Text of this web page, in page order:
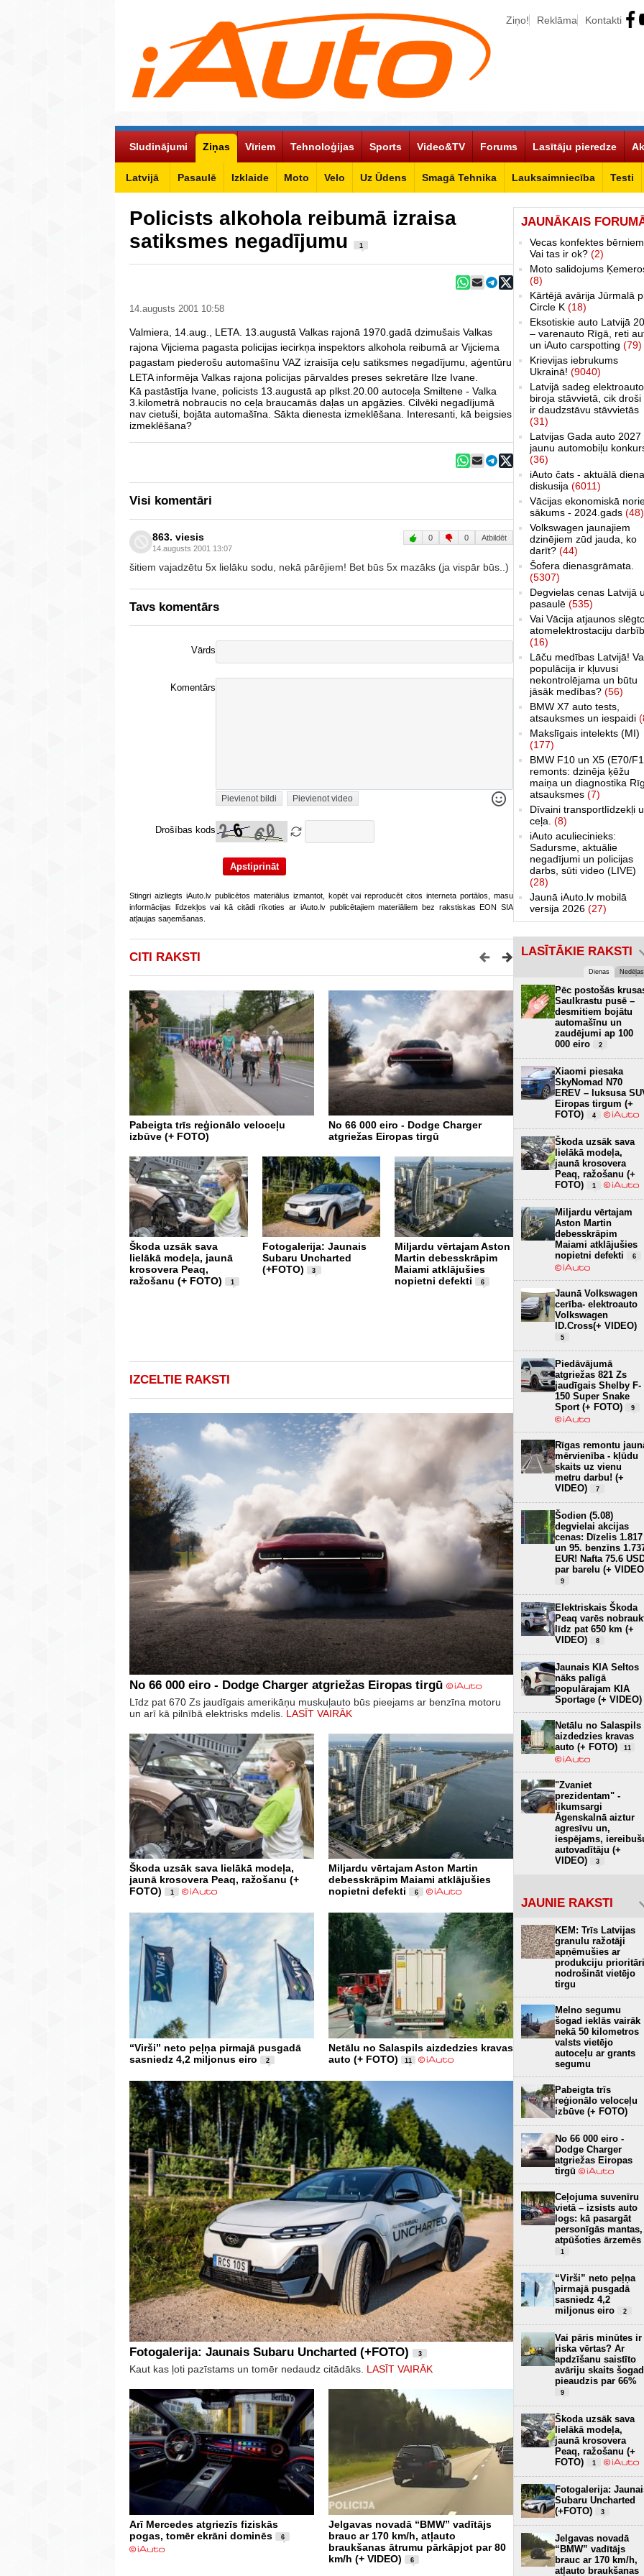
Ziņo! Reklāma Kontakti
Sludinājumi Ziņas
Latvijā Pasaulē Izklaide Moto Velo Uz Ūdens Smagā Tehnika Lauksaimniecība Testi
Vīriem Tehnoloģijas Sports Video&TV Forums Lasītāju pieredze
Policists alkohola reibumā izraisa
satiksmes negadījumu
1
14.augusts 2001 10:58
Valmiera, 14.aug., LETA. 13.augustā Valkas rajonā 1970.gadā dzimušais Valkas
rajona Vijciema pagasta policijas iecirkņa inspektors alkohola reibumā ar Vijciema
pagastam piederošu automašīnu VAZ izraisīja ceļu satiksmes negadījumu, aģentūru
LETA informēja Valkas rajona policijas pārvaldes preses sekretāre Ilze Ivane.
Kā pastāstīja Ivane, policists 13.augustā ap plkst.20.00 autoceļa Smiltene - Valka
3.kilometrā nobraucis no ceļa braucamās daļas un apgāzies. Cilvēki negadījumā
nav cietuši, bojāta automašīna. Sākta dienesta izmeklēšana. Interesanti, kā beigsies
izmeklēšana?
Visi komentāri
863. viesis
14.augusts 2001 13:07
0 0 Atbildēt
šitiem vajadzētu 5x lielāku sodu, nekā pārējiem! Bet būs 5x mazāks (ja vispār būs..)
Tavs komentārs
Vārds
Komentārs
Pievienot bildi Pievienot video
Drošības kods
Stingri aizliegts iAuto.lv publicētos materiālus izmantot, kopēt vai reproducēt citos interneta portālos, masu
informācijas līdzekļos vai kā citādi rīkoties ar iAuto.lv publicētajiem materiāliem bez rakstiskas EON SIA
atļaujas saņemšanas.
CITI RAKSTI
Pabeigta trīs reģionālo veloceļu
izbūve (+ FOTO)
No 66 000 eiro - Dodge Charger
atgriežas Eiropas tirgū
Škoda uzsāk sava
lielākā modeļa, jaunā
krosovera Peaq,
ražošanu (+ FOTO)
1
Fotogalerija: Jaunais
Subaru Uncharted
(+FOTO)
3
Miljardu vērtajam Aston
Martin debesskrāpim
Maiami atklājušies
nopietni defekti
6
pogas, tomēr ekrāni
Pēc postošās krusas
Saulkrastu pusē –
desmitiem bojātu
automašīnu un
zaudējumi ap 100 000
eiro
IZCELTIE RAKSTI
No 66 000 eiro - Dodge Charger atgriežas Eiropas tirgū
Līdz pat 670 Zs jaudīgais amerikāņu muskuļauto būs pieejams ar benzīna motoru
un arī kā pilnībā elektrisks mdelis. LASĪT VAIRĀK
Škoda uzsāk sava lielākā modeļa,
jaunā krosovera Peaq, ražošanu (+
FOTO)
1
Miljardu vērtajam Aston Martin
debesskrāpim Maiami atklājušies
nopietni defekti
6
“Virši” neto peļņa pirmajā pusgadā
sasniedz 4,2 miljonus eiro
2
Netālu no Salaspils aizdedzies kravas
auto (+ FOTO)
11
Fotogalerija: Jaunais Subaru Uncharted (+FOTO) 3
Kaut kas ļoti pazīstams un tomēr nedaudz citādāks. LASĪT VAIRĀK
Arī Mercedes atgriezīs fiziskās
pogas, tomēr ekrāni dominēs
6
Jelgavas novadā “BMW” vadītājs
brauc ar 170 km/h, atļauto
braukšanas ātrumu pārkāpjot par 80
km/h (+ VIDEO)
6
JAUNĀKAIS
Vecas konfektes
Vai tas ir ok? (2)
Moto salidojums
(8)
Kārtējā avārija Jūrmalā
Circle K (18)
Eksotiskie auto Latvijā
– varenauto Rīgā, reti
un iAuto carspotting (79)
Krievijas iebrukums
Ukrainā! (9040)
Latvijā sadeg elektroauto
biroja stāvvietā, cik droši
ir daudzstāvu stāvvietās
(31)
Latvijas Gada auto 2027
jaunu automobiļu
(36)
iAuto čats - aktuālā
diskusija (6011)
Vācijas ekonomiskā
sākums - 2024.gads (48)
Volkswagen jaunajiem
dzinējiem zūd jauda, ko
darīt? (44)
Šofera dienasgrāmata.
(5307)
Degvielas cenas Latvijā
pasaulē (535)
Vai Vācija atjaunos
atomelektrostaciju
(16)
Lāču medības Latvijā!
populācija ir kļuvusi
nekontrolējama un būtu
jāsāk medības? (56)
BMW X7 auto tests,
atsauksmes un iespaidi
Makslīgais intelekts (MI)
(177)
BMW F10 un X5 (E70/
remonts: dzinēja ķēžu
maiņa un diagnostika
atsauksmes (7)
Dīvaini transportlīdzekļi
ceļa. (8)
iAuto aculiecinieks:
Sadursme, aktuālie
negadījumi un policijas
darbs, sūti video (LIVE)
(28)
Jaunā iAuto.lv mobilā
versija 2026 (27)
LASĪTĀKIE RAKSTI
Dienas Nedēļas
Pēc postošās
Saulkrastu pusē –
desmitiem bojātu
automašīnu un
zaudējumi ap 100
000 eiro
2
Xiaomi piesaka
SkyNomad N70
EREV – luksusa
Eiropas tirgum (+
FOTO)
4
Škoda uzsāk sava
lielākā modeļa,
jaunā krosovera
Peaq, ražošanu (+
FOTO)
1
Miljardu vērtajam
Aston Martin
debesskrāpim
Maiami atklājušies
nopietni defekti
6
Jaunā Volkswagen
cerība- elektroauto
Volkswagen
ID.Cross(+ VIDEO)
5
Piedāvājumā
atgriežas 821 Zs
jaudīgais Shelby F-
150 Super Snake
Sport (+ FOTO)
9
Rīgas remontu
mērvienība - kļūdu
skaits uz vienu
metru darbu! (+
VIDEO)
7
Šodien (5.08)
degvielai akcijas
cenas: Dīzelis 1.817
un 95. benzīns
EUR! Nafta 75.6
par barelu (+
9
Elektriskais Škoda
Peaq varēs
līdz pat 650 km (+
VIDEO)
8
Jaunais KIA Seltos
nāks palīgā
populārajam KIA
Sportage (+ VIDEO)
Netālu no Salaspils
aizdedzies kravas
auto (+ FOTO)
11
"Zvaniet
prezidentam" -
likumsargi
Āgenskalnā aiztur
agresīvu un,
iespējams,
autovadītāju (+
VIDEO)
3
JAUNIE RAKSTI
KEM: Trīs Latvijas
granulu ražotāji
apņēmušies ar
produkciju prioritāri
nodrošināt vietējo
tirgu
Melno segumu
šogad ieklās vairāk
nekā 50 kilometros
valsts vietējo
autoceļu ar grants
segumu
Pabeigta trīs
reģionālo veloceļu
izbūve (+ FOTO)
No 66 000 eiro -
Dodge Charger
atgriežas Eiropas
tirgū
Ceļojuma suvenīru
vietā – izsists auto
logs: kā pasargāt
personīgās mantas,
atpūšoties ārzemēs
1
“Virši” neto peļņa
pirmajā pusgadā
sasniedz 4,2
miljonus eiro
2
Vai pāris minūtes ir
riska vērtas? Ar
apdzīšanu saistīto
avāriju skaits šogad
pieaudzis par 66%
9
Škoda uzsāk sava
lielākā modeļa,
jaunā krosovera
Peaq, ražošanu (+
FOTO)
1
Fotogalerija:
Subaru Uncharted
(+FOTO)
3
Jelgavas novadā
“BMW” vadītājs
brauc ar 170 km/h,
atļauto braukšanas